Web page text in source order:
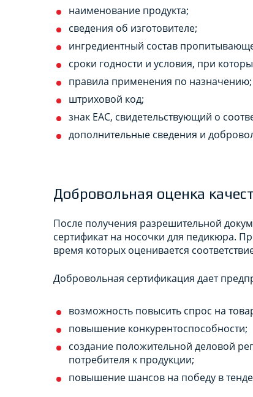
наименование продукта;
сведения об изготовителе;
ингредиентный состав
сроки годности и условия, при
правила применения по назначению;
штриховой код;
знак ЕАС, свидетельствующий о
дополнительные сведения и
Добровольная оценка
После получения разрешительной
сертификат на носочки для педикюра.
время которых оценивается
Добровольная сертификация дает
возможность повысить спрос на
повышение конкурентоспособности;
создание положительной деловой
потребителя к продукции;
повышение шансов на победу в